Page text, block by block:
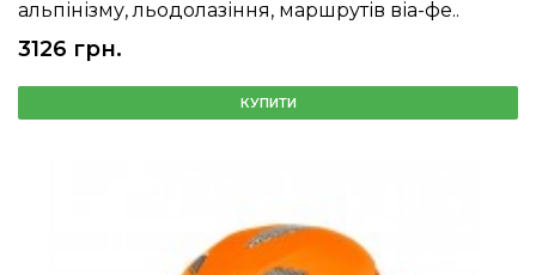
альпінізму, льодолазіння, маршрутів віа-фе..
3126 грн.
КУПИТИ